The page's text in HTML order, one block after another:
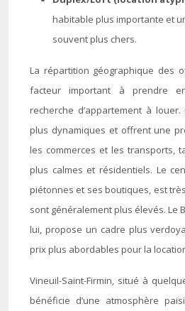
habitable plus importante et
souvent plus chers.
La répartition géographique des
facteur important à prendre
recherche d’appartement à
plus dynamiques et offrent une
les commerces et les transports,
plus calmes et résidentiels. Le
piétonnes et ses boutiques, est
sont généralement plus élevés. Le
lui, propose un cadre plus
prix plus abordables pour la
Vineuil-Saint-Firmin, situé à
bénéficie d’une atmosphère